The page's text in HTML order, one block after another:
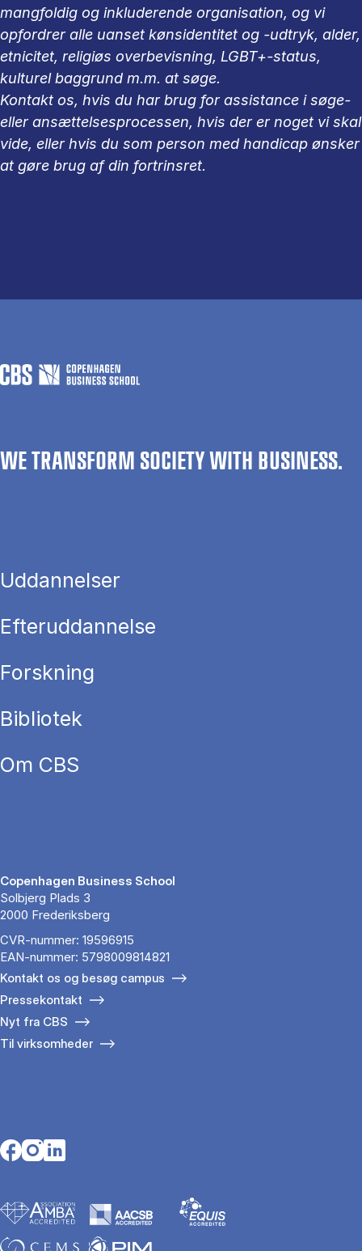
mangfoldig og inkluderende organisation, og vi
opfordrer alle uanset kønsidentitet og -udtryk, alder,
etnicitet, religiøs overbevisning, LGBT+-status,
kulturel baggrund m.m. at søge.
Kontakt os, hvis du har brug for assistance i søge-
eller ansættelsesprocessen, hvis der er noget vi skal
vide, eller hvis du som person med handicap ønsker
at gøre brug af din fortrinsret.
WE TRANSFORM SOCIETY WITH BUSINESS.
Uddannelser
Efteruddannelse
Forskning
Bibliotek
Om CBS
Copenhagen Business School
Solbjerg Plads 3
2000 Frederiksberg
CVR-nummer: 19596915
EAN-nummer: 5798009814821
Kontakt os og besøg campus
Pressekontakt
Nyt fra CBS
Til virksomheder
Opens in a new tab
Opens in a new tab
Opens in a new tab